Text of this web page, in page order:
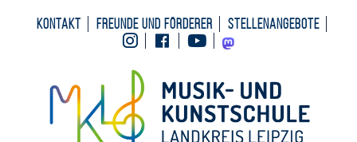
Kontakt Freunde und Förderer
Stellenangebote
InstagramFacebookYoutubeMastodon